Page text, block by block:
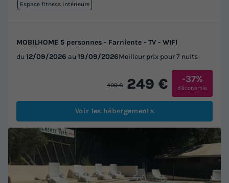
Espace fitness intérieure
MOBILHOME 5 personnes - Farniente - TV - WIFI
du 12/09/2026 au 19/09/2026Meilleur prix pour 7 nuits
400 € 249 € -37%
d'économie
Voir les hébergements